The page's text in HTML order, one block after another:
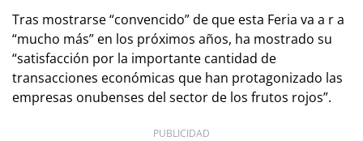
Tras mostrarse “convencido” de que esta Feria va a r a
“mucho más” en los próximos años, ha mostrado su
“satisfacción por la importante cantidad de
transacciones económicas que han protagonizado las
empresas onubenses del sector de los frutos rojos”.
PUBLICIDAD